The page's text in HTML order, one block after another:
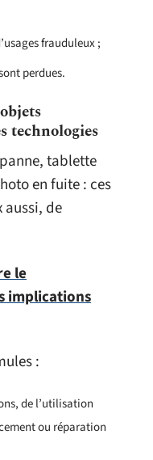
frauduleux ;
perdues.
technologies
tablette
en fuite : ces
de
le
implications
:
de l’utilisation
ou réparation